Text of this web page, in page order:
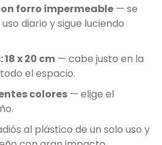
forro impermeable — se
diario y sigue luciendo
x 20 cm — cabe justo en la
el espacio.
colores — elige el
al plástico de un solo uso y